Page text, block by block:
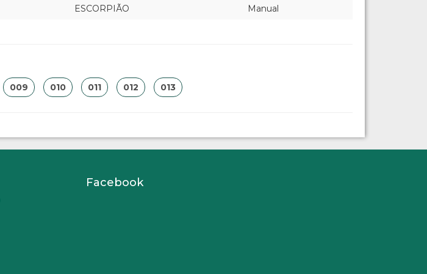
ESCORPIÃO Manual
009 010 011 012 013
Facebook